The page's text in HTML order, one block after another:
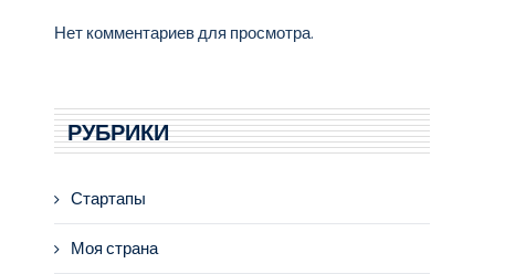
Нет комментариев для просмотра.
РУБРИКИ
Стартапы
Моя страна